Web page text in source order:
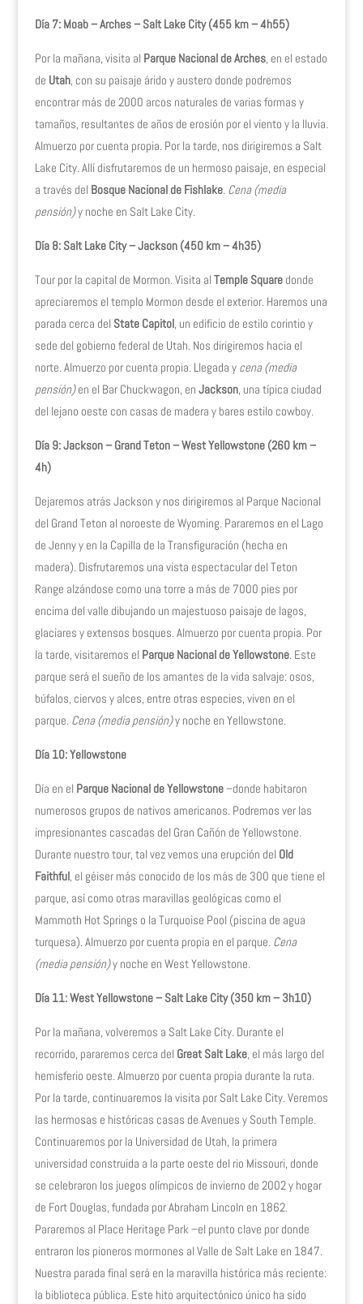
Día 7: Moab – Arches – Salt Lake City (455 km – 4h55)
Por la mañana, visita al Parque Nacional de Arches, en el estado
de Utah, con su paisaje árido y austero donde podremos
encontrar más de 2000 arcos naturales de varias formas y
tamaños, resultantes de años de erosión por el viento y la lluvia.
Almuerzo por cuenta propia. Por la tarde, nos dirigiremos a Salt
Lake City. Allí disfrutaremos de un hermoso paisaje, en especial
a través del Bosque Nacional de Fishlake. Cena (media
pensión)y noche en Salt Lake City.
Día 8: Salt Lake City – Jackson (450 km – 4h35)
Tour por la capital de Mormon. Visita al Temple Squaredonde
apreciaremos el templo Mormon desde el exterior. Haremos una
parada cerca del State Capitol, un edificio de estilo corintio y
sede del gobierno federal de Utah. Nos dirigiremos hacia el
norte. Almuerzo por cuenta propia. Llegada y cena (media
pensión)en el Bar Chuckwagon, en Jackson, una típica ciudad
del lejano oeste con casas de madera y bares estilo cowboy.
Día 9: Jackson – Grand Teton – West Yellowstone (260 km –
4h)
Dejaremos atrás Jackson y nos dirigiremos al Parque Nacional
del Grand Teton al noroeste de Wyoming. Pararemos en el Lago
de Jenny y en la Capilla de la Transfiguración (hecha en
madera). Disfrutaremos una vista espectacular del Teton
Range alzándose como una torre a más de 7000 pies por
encima del valle dibujando un majestuoso paisaje de lagos,
glaciares y extensos bosques. Almuerzo por cuenta propia. Por
la tarde, visitaremos el Parque Nacional de Yellowstone. Este
parque será el sueño de los amantes de la vida salvaje: osos,
búfalos, ciervos y alces, entre otras especies, viven en el
parque. Cena (media pensión)y noche en Yellowstone.
Día 10: Yellowstone
Día en el Parque Nacional de Yellowstone–donde habitaron
numerosos grupos de nativos americanos. Podremos ver las
impresionantes cascadas del Gran Cañón de Yellowstone.
Durante nuestro tour, tal vez vemos una erupción del Old
Faithful, el géiser más conocido de los más de 300 que tiene el
parque, así como otras maravillas geológicas como el
Mammoth Hot Springs o la Turquoise Pool (piscina de agua
turquesa). Almuerzo por cuenta propia en el parque. Cena
(media pensión)y noche en West Yellowstone.
Día 11: West Yellowstone – Salt Lake City (350 km – 3h10)
Por la mañana, volveremos a Salt Lake City. Durante el
recorrido, pararemos cerca del Great Salt Lake, el más largo del
hemisferio oeste. Almuerzo por cuenta propia durante la ruta.
Por la tarde, continuaremos la visita por Salt Lake City. Veremos
las hermosas e históricas casas de Avenues y South Temple.
Continuaremos por la Universidad de Utah, la primera
universidad construida a la parte oeste del rio Missouri, donde
se celebraron los juegos olímpicos de invierno de 2002 y hogar
de Fort Douglas, fundada por Abraham Lincoln en 1862.
Pararemos al Place Heritage Park –el punto clave por donde
entraron los pioneros mormones al Valle de Salt Lake en 1847.
Nuestra parada final será en la maravilla histórica más reciente:
la biblioteca pública. Este hito arquitectónico único ha sido